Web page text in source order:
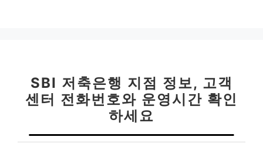
SBI 저축은행 지점 정보, 고객
센터 전화번호와 운영시간 확인
하세요